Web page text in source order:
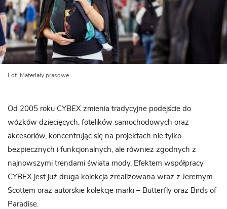
Fot. Materiały prasowe
Od 2005 roku CYBEX zmienia tradycyjne podejście do
wózków dziecięcych, fotelików samochodowych oraz
akcesoriów, koncentrując się na projektach nie tylko
bezpiecznych i funkcjonalnych, ale również zgodnych z
najnowszymi trendami świata mody. Efektem współpracy
CYBEX jest już druga kolekcja zrealizowana wraz z Jeremym
Scottem oraz autorskie kolekcje marki – Butterfly oraz Birds of
Paradise.